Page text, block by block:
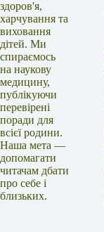
здоров'я,
харчування та
виховання
дітей. Ми
спираємось
на наукову
медицину,
публікуючи
перевірені
поради для
всієї родини.
Наша мета —
допомагати
читачам дбати
про себе і
близьких.